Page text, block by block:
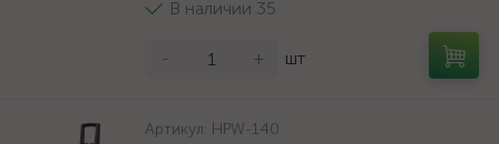
В наличии 35
- + шт
Артикул: HPW-140